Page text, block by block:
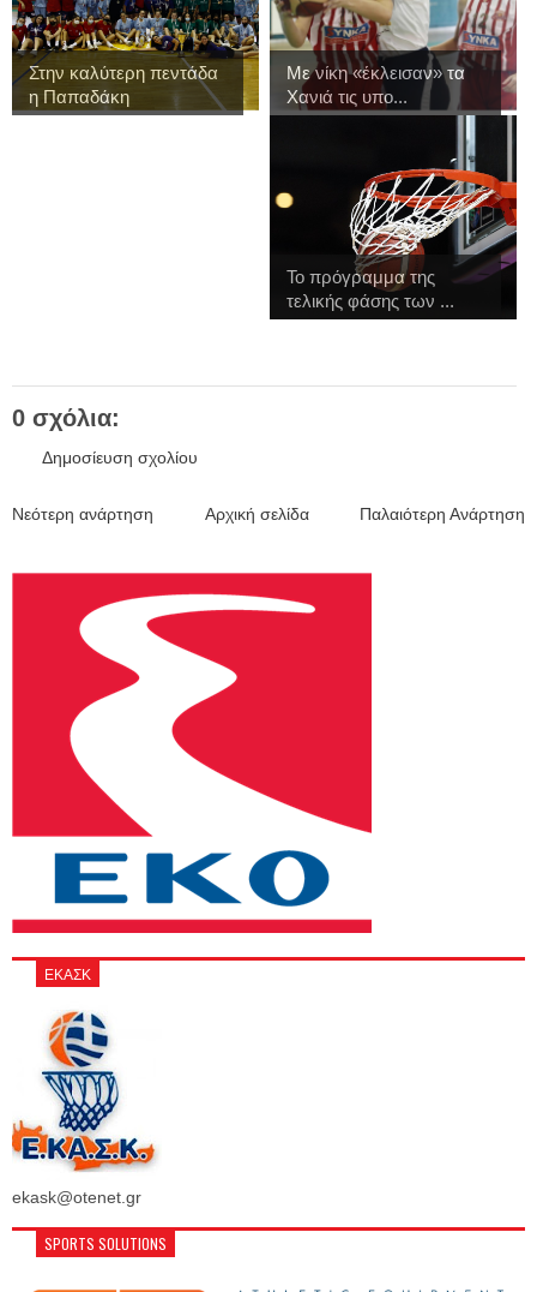
Στην καλύτερη πεντάδα
η Παπαδάκη
Με νίκη «έκλεισαν» τα
Χανιά τις υπο...
Το πρόγραμμα της
τελικής φάσης των ...
0 σχόλια:
Δημοσίευση σχολίου
Νεότερη ανάρτηση Παλαιότερη Ανάρτηση
Αρχική σελίδα
ΕΚΑΣΚ
ekask@otenet.gr
SPORTS SOLUTIONS